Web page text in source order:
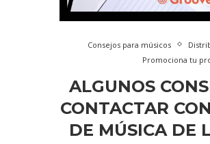
Consejos para músicos
Promociona tu
ALGUNOS
CONTACTAR
DE MÚSICA DE